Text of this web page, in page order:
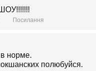
ШОУ!!!!!!!
Посилання
в норме.
полюбуйся.